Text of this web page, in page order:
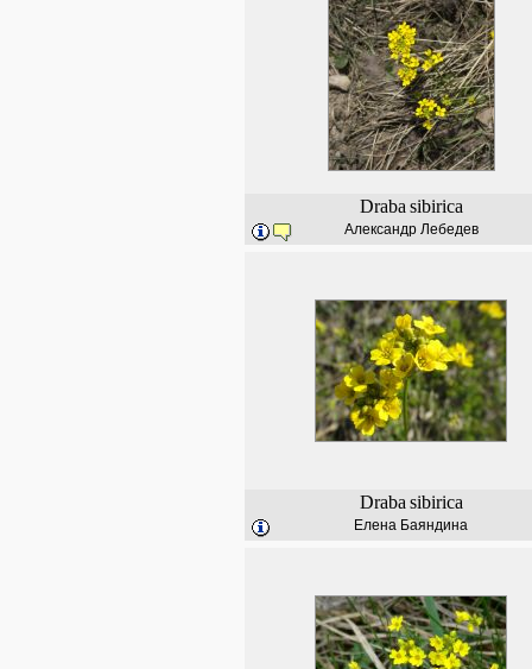
Draba sibirica
Александр Лебедев
Draba sibirica
Елена Баяндина